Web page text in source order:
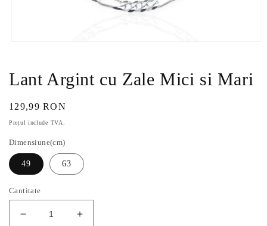
1
într-
modală
Lant Argint cu Zale Mici si Mari
Preț
obișnuit
129,99 RON
Prețul include TVA.
Dimensiune(cm)
49 63
Cantitate
Reduceți
Creșteți